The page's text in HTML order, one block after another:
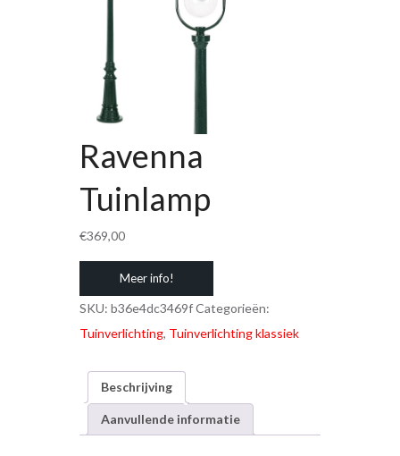
Ravenna
Tuinlamp
€369,00
Meer info!
SKU: b36e4dc3469fCategorieën:
Tuinverlichting, Tuinverlichting klassiek
Beschrijving
Aanvullende informatie